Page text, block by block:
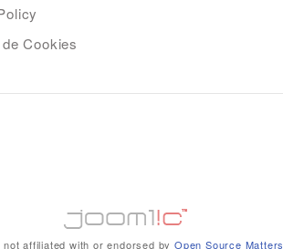
Cookies
affiliated with or endorsed byOpen Source Matters